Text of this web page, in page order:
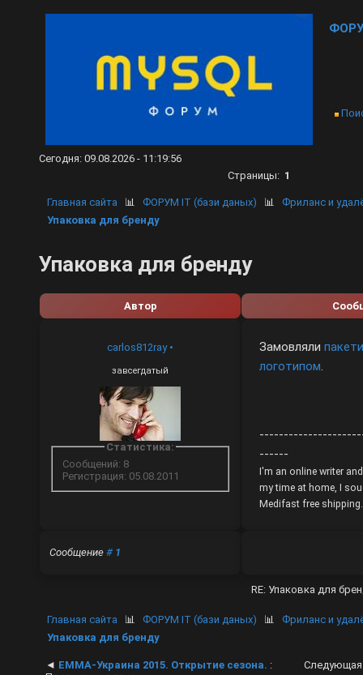
Сегодня: 09.08.2026 - 11:19:56
Страницы: 1
Главная сайта 📊 ФОРУМ IT (бази даных) 📊 Фриланс и
Упаковка для бренду
Упаковка для бренду
Автор
carlos812ray •
завсегдатый
Статистика:
Сообщений: 8
Регистрация: 05.08.2011
Замовляли
логотипом.
------
I'm an online writer
my time at home, I
Medifast free shipping.
Сообщение# 1
RE: Упаковка для
Главная сайта 📊 ФОРУМ IT (бази даных) 📊 Фриланс и
Упаковка для бренду
◄ ЕММА-Украина 2015. Открытие сезона. :